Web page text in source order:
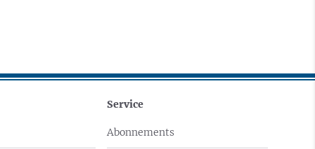
Service
Abonnements